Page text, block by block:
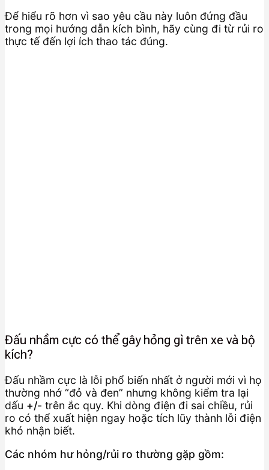
Để hiểu rõ hơn vì sao yêu cầu này luôn đứng đầu
trong mọi hướng dẫn kích bình, hãy cùng đi từ rủi ro
thực tế đến lợi ích thao tác đúng.
Đấu nhầm cực có thể gây hỏng gì trên xe và bộ
kích?
Đấu nhầm cực là lỗi phổ biến nhất ở người mới vì họ
thường nhớ “đỏ và đen” nhưng không kiểm tra lại
dấu +/- trên ắc quy. Khi dòng điện đi sai chiều, rủi
ro có thể xuất hiện ngay hoặc tích lũy thành lỗi điện
khó nhận biết.
Các nhóm hư hỏng/rủi ro thường gặp gồm: